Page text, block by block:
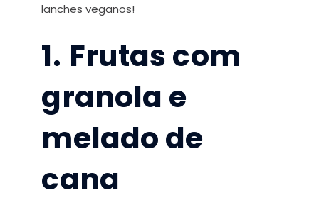
lanches veganos!
1. Frutas com
granola e
melado de
cana